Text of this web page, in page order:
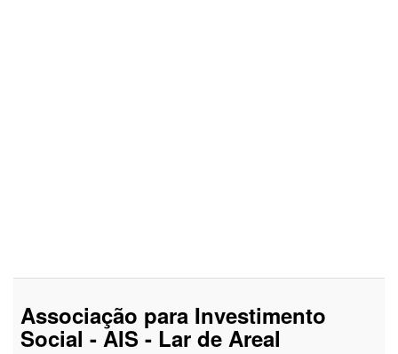
Associação para Investimento
Social - AIS - Lar de Areal